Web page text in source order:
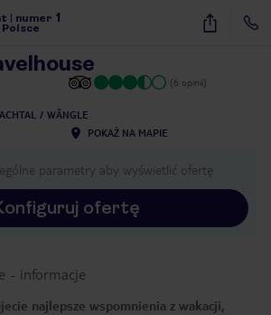
numer 1
Polsce
21
(6 opinii)
WÄNGLE
POKAŻ NA MAPIE
parametry aby wyświetlić ofertę
ofertę
- informacje
najlepsze wspomnienia z wakacji,